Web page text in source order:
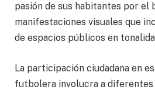
pasión de sus habitantes por el
manifestaciones visuales que
de espacios públicos en
La participación ciudadana en
futbolera involucra a